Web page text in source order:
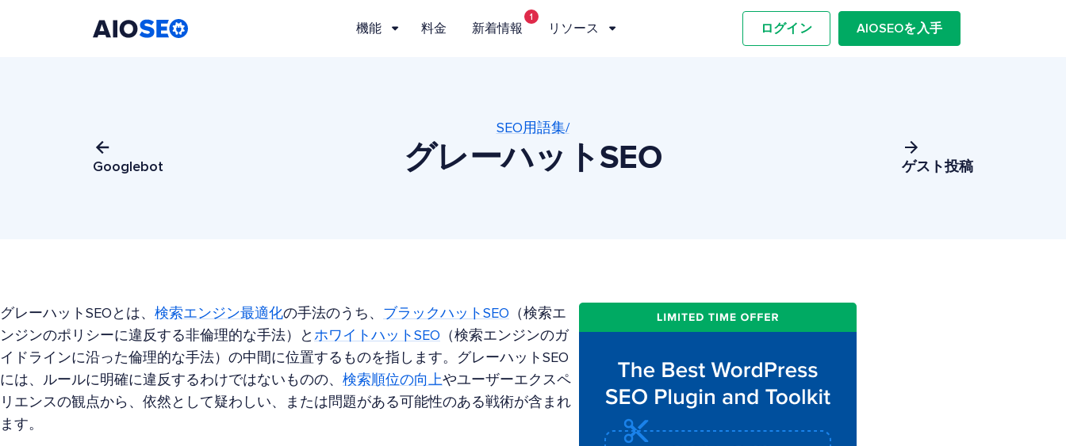
機能 料金 新着情報
1
リソース ログイン AIOSEOを入手
Googlebot
SEO用語集/
グレーハットSEO ゲスト投稿
グレーハットSEOとは、 検索エンジン最適化の手法のうち、 ブラックハットSEO （検索エ
ンジンのポリシーに違反する非倫理的な手法）と ホワイトハットSEO （検索エンジンのガ
イドラインに沿った倫理的な手法）の中間に位置するものを指します。グレーハットSEO
には、ルールに明確に違反するわけではないものの、 検索順位の向上やユーザーエクスペ
リエンスの観点から、依然として疑わしい、または問題がある可能性のある戦術が含まれ
ます。